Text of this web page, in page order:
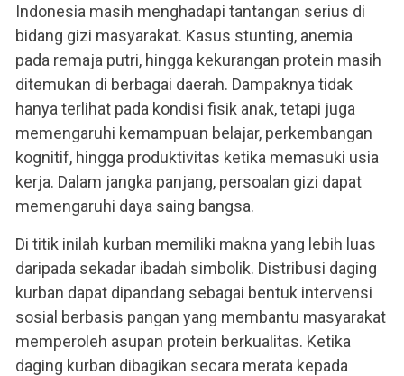
Indonesia masih menghadapi tantangan serius di
bidang gizi masyarakat. Kasus stunting, anemia
pada remaja putri, hingga kekurangan protein masih
ditemukan di berbagai daerah. Dampaknya tidak
hanya terlihat pada kondisi fisik anak, tetapi juga
memengaruhi kemampuan belajar, perkembangan
kognitif, hingga produktivitas ketika memasuki usia
kerja. Dalam jangka panjang, persoalan gizi dapat
memengaruhi daya saing bangsa.
Di titik inilah kurban memiliki makna yang lebih luas
daripada sekadar ibadah simbolik. Distribusi daging
kurban dapat dipandang sebagai bentuk intervensi
sosial berbasis pangan yang membantu masyarakat
memperoleh asupan protein berkualitas. Ketika
daging kurban dibagikan secara merata kepada